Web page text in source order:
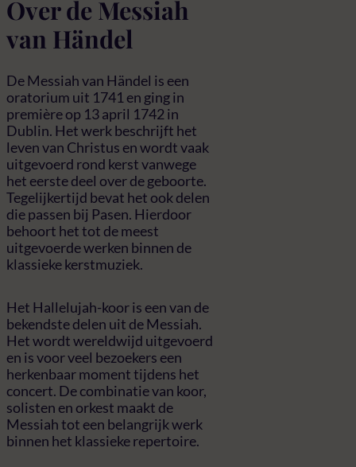
Over de Messiah
van Händel
De Messiah van Händel is een
oratorium uit 1741 en ging in
première op 13 april 1742 in
Dublin. Het werk beschrijft het
leven van Christus en wordt vaak
uitgevoerd rond kerst vanwege
het eerste deel over de geboorte.
Tegelijkertijd bevat het ook delen
die passen bij Pasen. Hierdoor
behoort het tot de meest
uitgevoerde werken binnen de
klassieke kerstmuziek.
Het Hallelujah-koor is een van de
bekendste delen uit de Messiah.
Het wordt wereldwijd uitgevoerd
en is voor veel bezoekers een
herkenbaar moment tijdens het
concert. De combinatie van koor,
solisten en orkest maakt de
Messiah tot een belangrijk werk
binnen het klassieke repertoire.